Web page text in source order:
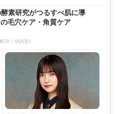
素研究がつるすべ肌に導
毛穴ケア・角質ケア
品｜VOCE)